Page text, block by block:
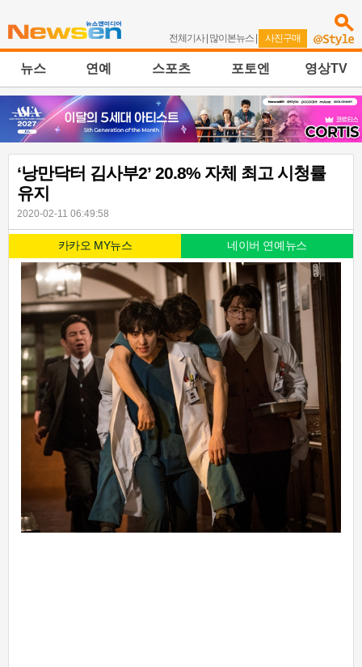
전체기사| 많이본뉴스 | 사진구매
뉴스 연예 스포츠 포토엔 영상TV
‘낭만닥터 김사부2’ 20.8% 자체 최고 시청률
유지
2020-02-11 06:49:58
카카오 MY뉴스 네이버 연예뉴스